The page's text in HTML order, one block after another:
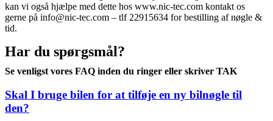
kan vi også hjælpe med dette hos www.nic-tec.com kontakt os
gerne på info@nic-tec.com – tlf 22915634 for bestilling af nøgle &
tid.
Har du spørgsmål?
Se venligst vores FAQ inden du ringer eller skriver TAK
Skal I bruge bilen for at tilføje en ny bilnøgle til
den?